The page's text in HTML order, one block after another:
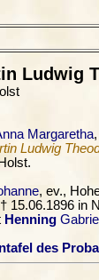
Ludwig
Margaretha
Ludwig
, ev.,
15.06.1896 in
Henning
des